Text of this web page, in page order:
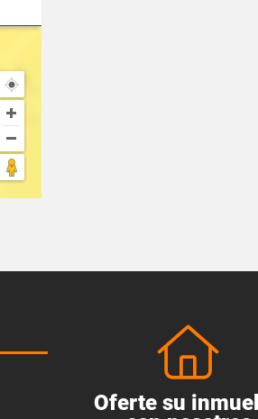
Oferte su